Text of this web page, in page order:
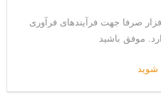
صرفا جهت فرآیندهای فرآوری
موفق باشید
شوید